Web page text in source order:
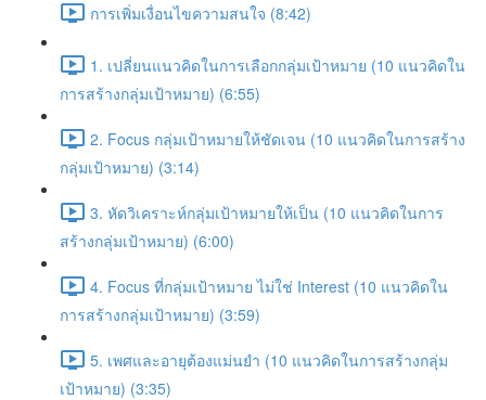
การเพิ่มเงื่อนไขความสนใจ (8:42)
1. เปลี่ยนแนวคิดในการเลือกกลุ่มเป้าหมาย (10 แนวคิดใน
การสร้างกลุ่มเป้าหมาย) (6:55)
2. Focus กลุ่มเป้าหมายให้ชัดเจน (10 แนวคิดในการสร้าง
กลุ่มเป้าหมาย) (3:14)
3. หัดวิเคราะห์กลุ่มเป้าหมายให้เป็น (10 แนวคิดในการ
สร้างกลุ่มเป้าหมาย) (6:00)
4. Focus ที่กลุ่มเป้าหมาย ไม่ใช่ Interest (10 แนวคิดใน
การสร้างกลุ่มเป้าหมาย) (3:59)
5. เพศและอายุต้องแม่นยำ (10 แนวคิดในการสร้างกลุ่ม
เป้าหมาย) (3:35)